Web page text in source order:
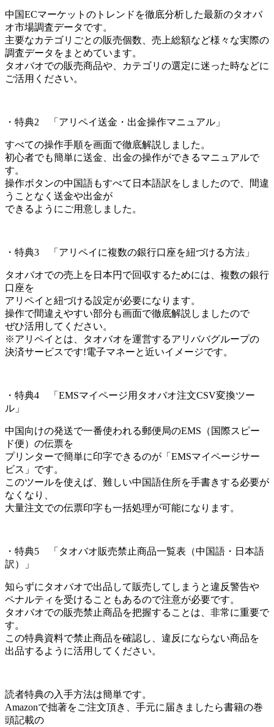
中国ECマーケットのトレンドを徹底分析した最新のタオバ
オ市場調査データです。
主要なカテゴリごとの販売個数、売上総額など様々な実際の
調査データをまとめています。
タオバオでの販売商品や、カテゴリの選定に迷った時などに
ご活用ください。
・特典2 「アリペイ送金・出金操作マニュアル」
すべての操作手順を画面で徹底解説しました。
初心者でも簡単に送金、出金の操作ができるマニュアルで
す。
操作ボタンの中国語もすべて日本語訳をしましたので、間違
うことなく送金や出金が
できるようにご用意しました。
・特典3 「アリペイに複数の銀行口座を紐づける方法」
タオバオでの売上を日本円で回収するためには、複数の銀行
口座を
アリペイと紐づける設定が必要になります。
操作で間違えやすい部分も画面で徹底解説しましたので
ぜひ活用してください。
※アリペイとは、タオバオを運営するアリババグループの
決済サービスです!電子マネーと近いイメージです。
・特典4 「EMSマイページ用タオバオ注文CSV変換ツー
ル」
中国向けの発送で一番使われる郵便局のEMS（国際スピー
ド便）の伝票を
プリンターで簡単に印字できるのが「EMSマイページサー
ビス」です。
このツールを使えば、難しい中国語住所を手書きする必要が
なくなり、
大量注文での伝票印字も一括処理が可能になります。
・特典5 「タオバオ販売禁止商品一覧表（中国語・日本語
訳）」
知らずにタオバオで出品して販売してしまうと違反警告や
ペナルティを受けることもあるので注意が必要です。
タオバオでの販売禁止商品を把握することは、非常に重要で
す。
この特典資料で禁止商品を確認し、違反にならない商品を
出品するように活用してください。
読者特典の入手方法は簡単です。
Amazonで拙著をご注文頂き、手元に届きましたら書籍の巻
頭記載の